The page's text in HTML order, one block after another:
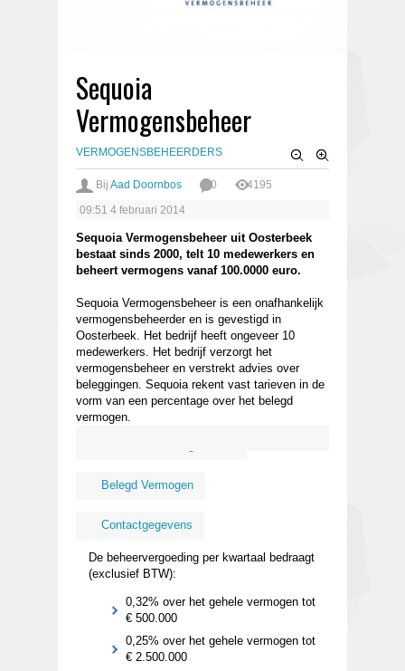
Sequoia
Vermogensbeheer
VERMOGENSBEHEERDERS
Bij Aad Doornbos 0
4195
09:51 4 februari 2014
Sequoia Vermogensbeheer uit Oosterbeek
bestaat sinds 2000, telt 10 medewerkers en
beheert vermogens vanaf 100.0000 euro.
Sequoia Vermogensbeheer is een onafhankelijk
vermogensbeheerder en is gevestigd in
Oosterbeek. Het bedrijf heeft ongeveer 10
medewerkers. Het bedrijf verzorgt het
vermogensbeheer en verstrekt advies over
beleggingen. Sequoia rekent vast tarieven in de
vorm van een percentage over het belegd
vermogen.
Belegd Vermogen
Contactgegevens
De beheervergoeding per kwartaal bedraagt
(exclusief BTW):
0,32% over het gehele vermogen tot
€ 500.000
0,25% over het gehele vermogen tot
€ 2.500.000